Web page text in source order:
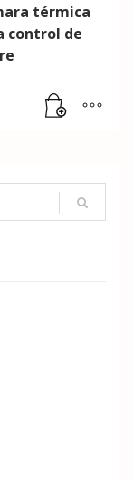
térmica
control de